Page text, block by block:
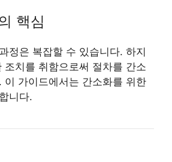
핵심
정은 복잡할 수 있습니다. 하지
조치를 취함으로써 절차를 간소
이 가이드에서는 간소화를 위한
니다.